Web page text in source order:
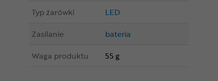
Typ żarówki
LED
Zasilanie
bateria
Waga produktu
55 g